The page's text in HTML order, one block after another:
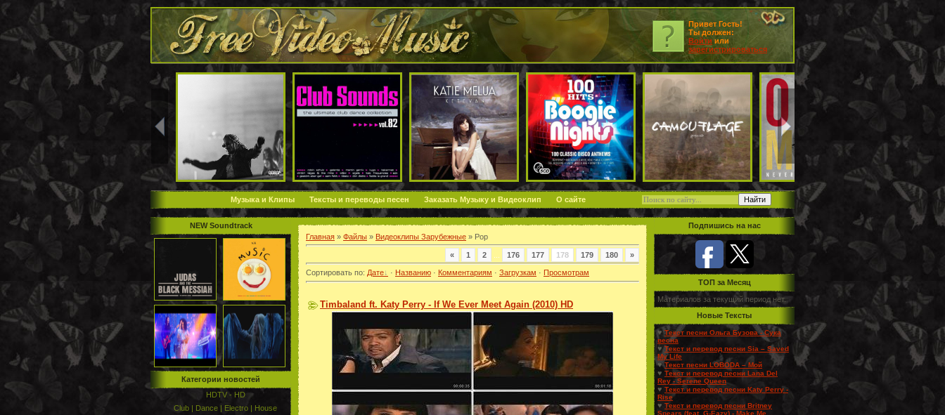
Привет Гость!
Ты должен:
Войти или
зарегистрироваться
Музыка и Клипы Тексты и переводы песен Заказать Музыку и Видеоклип О сайте
NEW Soundtrack
Категории новостей
HDTV - HD
Club | Dance | Electro | House
Главная » Файлы » Видеоклипы Зарубежные » Pop
« 1 2 176 177 178 179 180 »
Сортировать по: Дате · Названию · Комментариям · Загрузкам · Просмотрам
Timbaland ft. Katy Perry - If We Ever Meet Again (2010) HD
Подпишись на нас
TOП за Месяц
Материалов за текущий период нет.
Новые Тексты
♥Текст песни Ольга Бузова - Сука
весна
♥Текст и перевод песни Sia – Saved
My Life
♥Текст песни LOBODA – Мой
♥ Текст и перевод песни Lana Del
Rey - Serene Queen
♥ Текст и перевод песни Katy Perry -
Rise
♥ Текст и перевод песни Britney
Spears (feat. G-Eazy) - Make Me...